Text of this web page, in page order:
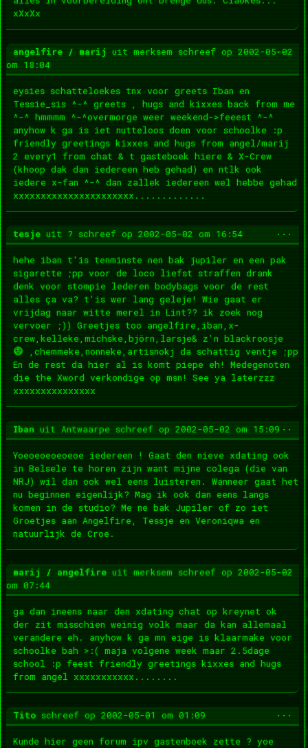
xXxXx
angelfire / marij uit merksem schreef op 2002-05-02
om 18:04
eysies schatteloekes tnx voor greets Iban en
Tessie_sis ^-^ greets , hugs and kixxes back from me
^-^ hmmmm ^-^overmorge weer weekend->feeest ^-^
anyhow k ga is iet nutteloos doen voor schoolke :p
friendly greetings kixxes and hugs from angel/marij
2 every1 from chat & t gasteboek hiere & X-Crew
(khoop dak dan iedereen heb gehad) en ntlk ook
iedere x-fan ^-^ dan zallek iedereen wel hebbe gehad
xxxxxxxxxxxxxxxxxxxxxx.............
...
tesje uit ? schreef op 2002-05-02 om 16:54
hehe iban t'is tenminste nen bak jupiler en een pak
sigarette ;pp voor de loco liefst straffen drank
denk voor stompie lederen bodybags voor de rest
alles ça va? t'is wer lang geleje! Wie gaat er
vrijdag naar witte merel in Lint?? ik zoek nog
vervoer ;)) Greetjes too angelfire,iban,x-
crew,kelleke,michske,björn,larsje& z'n blackroosje
,chemmeke,nonneke,artisnokj da schattig ventje ;pp
En de rest da hier al is komt piepe eh! Medegenoten
die the Xword verkondige op msn! See ya laterzzz
xxxxxxxxxxxxxxx
...
Iban uit Antwaarpe schreef op 2002-05-02 om 15:09
Yoeoeoeoeoeoe iedereen ! Gaat den nieve xdating ook
in Belsele te horen zijn want mijne colega (die van
NRJ) wil dan ook wel eens luisteren. Wanneer gaat het
nu beginnen eigenlijk? Mag ik ook dan eens langs
komen in de studio? Me ne bak Jupiler of zo iet
Groetjes aan Angelfire, Tessje en Veroniqwa en
natuurlijk de Croe.
...
marij / angelfire uit merksem schreef op 2002-05-02
om 07:44
ga dan ineens naar den xdating chat op kreynet ok
der zit misschien weinig volk maar da kan allemaal
verandere eh. anyhow k ga mn eige is klaarmake voor
schoolke bah >:( maja volgene week maar 2.5dage
school :p feest friendly greetings kixxes and hugs
from angel xxxxxxxxxxx........
...
Tito schreef op 2002-05-01 om 01:09
Kunde hier geen forum ipv gastenboek zette ? yoe
...